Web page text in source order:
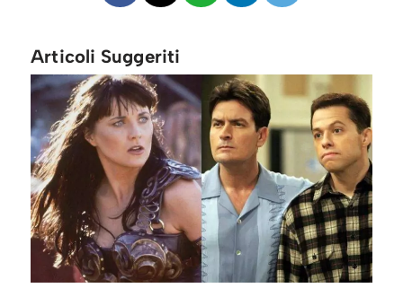
Articoli Suggeriti